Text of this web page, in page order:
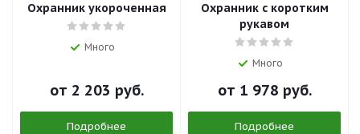
Охранник укороченная
Много
от 2 203 руб.
Подробнее
Охранник с коротким
рукавом
Много
от 1 978 руб.
Подробнее